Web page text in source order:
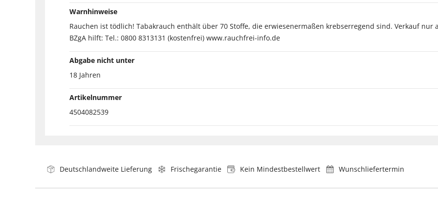
Warnhinweise
Rauchen ist tödlich! Tabakrauch enthält über 70 Stoffe, die erwiesenermaßen krebserregend sind. Verkauf nur
BZgA hilft: Tel.: 0800 8313131 (kostenfrei) www.rauchfrei-info.de
Abgabe nicht unter
18 Jahren
Artikelnummer
4504082539
Deutschlandweite Lieferung Frischegarantie Kein Mindestbestellwert Wunschliefertermin